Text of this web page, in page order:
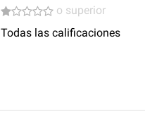
o superior
Todas las calificaciones